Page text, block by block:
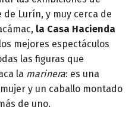
de Lurín, y muy cerca de
la Casa Hacienda
mejores espectáculos
las figuras que
la marinera: es una
y un caballo montado
de uno.